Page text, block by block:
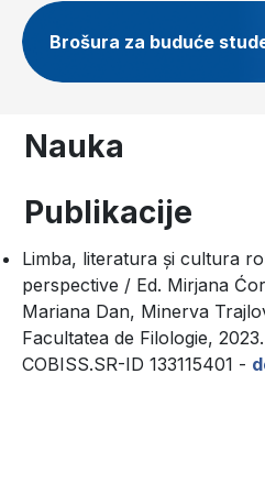
Brošura za buduće
Nauka
Publikacije
Limba, literatura și cultura
perspective / Ed. Mirjana
Mariana Dan, Minerva
Facultatea de Filologie,
COBISS.SR-ID 133115401 -